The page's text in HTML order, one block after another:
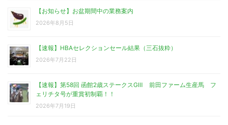
【お知らせ】お盆期間中の業務案内
2026年8月5日
【速報】HBAセレクションセール結果（三石抜粋）
2026年7月22日
【速報】第58回 函館2歳ステークスGⅢ 前田ファーム生産馬 フ
ェリチタ号が重賞初制覇！！
2026年7月19日